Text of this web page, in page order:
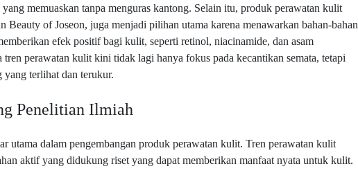
memuaskan tanpa menguras kantong. Selain itu, produk perawatan kulit
Beauty of Joseon, juga menjadi pilihan utama karena menawarkan bahan-bahan
efek positif bagi kulit, seperti retinol, niacinamide, dan asam
perawatan kulit kini tidak lagi hanya fokus pada kecantikan semata, tetapi
yang terlihat dan terukur.
Penelitian Ilmiah
utama dalam pengembangan produk perawatan kulit. Tren perawatan kulit
aktif yang didukung riset yang dapat memberikan manfaat nyata untuk kulit.